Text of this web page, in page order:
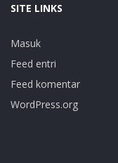
SITE LINKS
Masuk
Feed entri
Feed komentar
WordPress.org